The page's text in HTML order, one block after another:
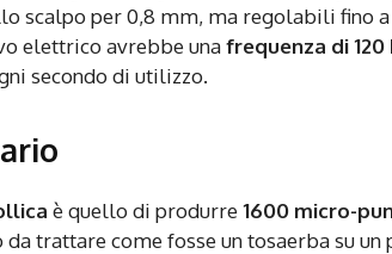
scalpo per 0,8 mm, ma regolabili fino
elettrico avrebbe unafrequenza di 120
secondo di utilizzo.
è quello di produrre1600 micro-
da trattare come fosse un tosaerba su